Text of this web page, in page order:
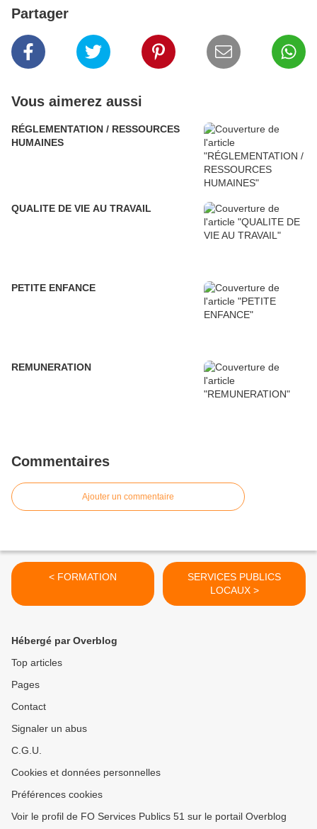
Partager
Vous aimerez aussi
RÉGLEMENTATION / RESSOURCES
HUMAINES
QUALITE DE VIE AU TRAVAIL
PETITE ENFANCE
REMUNERATION
Commentaires
Ajouter un commentaire
< FORMATION
SERVICES PUBLICS
LOCAUX >
Hébergé par Overblog
Top articles
Pages
Contact
Signaler un abus
C.G.U.
Cookies et données personnelles
Préférences cookies
Voir le profil de FO Services Publics 51 sur le portail Overblog